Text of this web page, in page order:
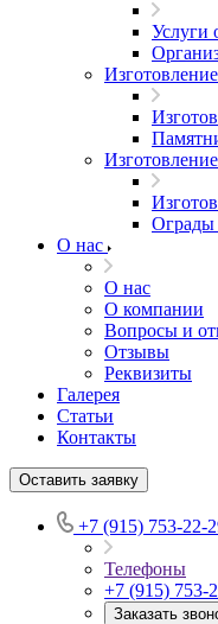
Услуги
Ограды
О нас
О нас
О компании
Вопросы и
Отзывы
Реквизиты
Галерея
Статьи
Контакты
Оставить заявку
+7 (915) 753-22-
Телефоны
+7 (915) 753-
Заказать